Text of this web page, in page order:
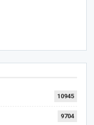
10945
9704